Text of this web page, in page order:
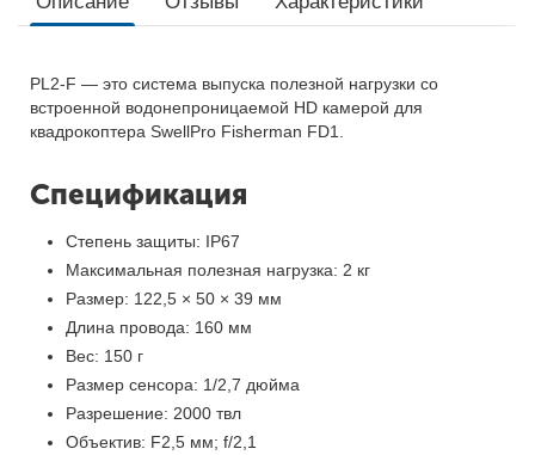
PL2-F — это система выпуска полезной нагрузки со
встроенной водонепроницаемой HD камерой для
квадрокоптера SwellPro Fisherman FD1.
Спецификация
Степень защиты: IP67
Максимальная полезная нагрузка: 2 кг
Размер: 122,5 × 50 × 39 мм
Длина провода: 160 мм
Вес: 150 г
Размер сенсора: 1/2,7 дюйма
Разрешение: 2000 твл
Объектив: F2,5 мм; f/2,1